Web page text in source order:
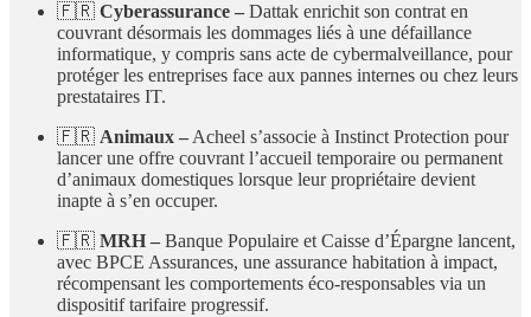
🇫🇷 Cyberassurance – Dattak enrichit son contrat en
couvrant désormais les dommages liés à une défaillance
informatique, y compris sans acte de cybermalveillance, pour
protéger les entreprises face aux pannes internes ou chez leurs
prestataires IT.
🇫🇷 Animaux – Acheel s’associe à Instinct Protection pour
lancer une offre couvrant l’accueil temporaire ou permanent
d’animaux domestiques lorsque leur propriétaire devient
inapte à s’en occuper.
🇫🇷 MRH – Banque Populaire et Caisse d’Épargne lancent,
avec BPCE Assurances, une assurance habitation à impact,
récompensant les comportements éco-responsables via un
dispositif tarifaire progressif.